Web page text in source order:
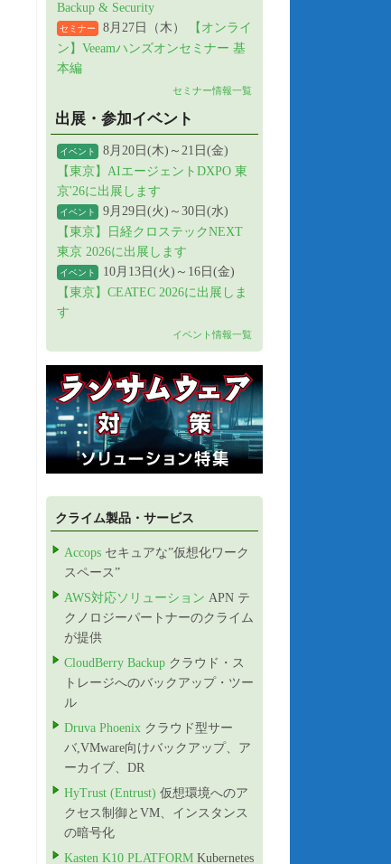
Backup & Security
セミナー 8月27日（木）
【オンライ
ン】Veeamハンズオンセミナー 基
本編
セミナー情報一覧
出展・参加イベント
イベント
8月20日(木)～21日(金)
【東京】AIエージェントDXPO 東
京'26に出展します
イベント
9月29日(火)～30日(水)
【東京】日経クロステックNEXT
東京 2026に出展します
イベント
10月13日(火)～16日(金)
【東京】CEATEC 2026に出展しま
す
イベント情報一覧
クライム製品・サービス
Accops セキュアな”仮想化ワーク
スペース”
AWS対応ソリューション APN テ
クノロジーパートナーのクライム
が提供
CloudBerry Backup クラウド・ス
トレージへのバックアップ・ツー
ル
Druva Phoenix クラウド型サー
バ,VMware向けバックアップ、ア
ーカイブ、DR
HyTrust (Entrust) 仮想環境へのア
クセス制御とVM、インスタンス
の暗号化
Kasten K10 PLATFORM Kubernetes